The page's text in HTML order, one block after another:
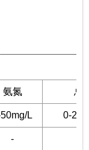
氨氮 总
L 0-
-